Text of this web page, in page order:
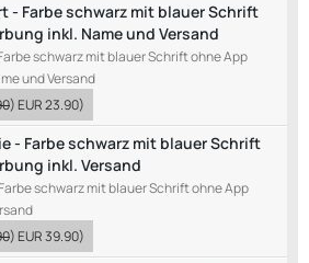
- Farbe schwarz mit blauer Schrift
inkl. Name und Versand
schwarz mit blauer Schrift ohne App
und Versand
)EUR 23.90)
- Farbe schwarz mit blauer Schrift
inkl. Versand
schwarz mit blauer Schrift ohne App
)EUR 39.90)